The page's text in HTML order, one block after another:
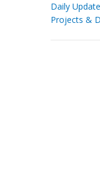
Daily
Projects &